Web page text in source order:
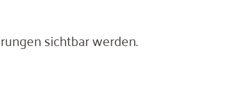
sichtbar werden.